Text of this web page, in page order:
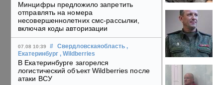
Минцифры предложило запретить
отправлять на номера
несовершеннолетних смс-рассылки,
включая коды авторизации
07.08 10:39 # Свердловскаяобласть ,
Екатеринбург , Wildberries
В Екатеринбурге загорелся
логистический объект Wildberries после
атаки ВСУ